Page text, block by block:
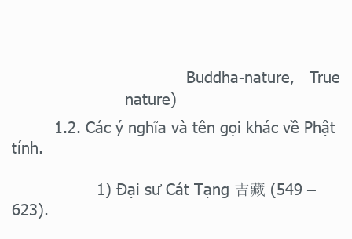
Buddha-nature, True
nature)
1.2. Các ý nghĩa và tên gọi khác về Phật
tính.
1) Đại sư Cát Tạng 吉藏 (549 –
623).